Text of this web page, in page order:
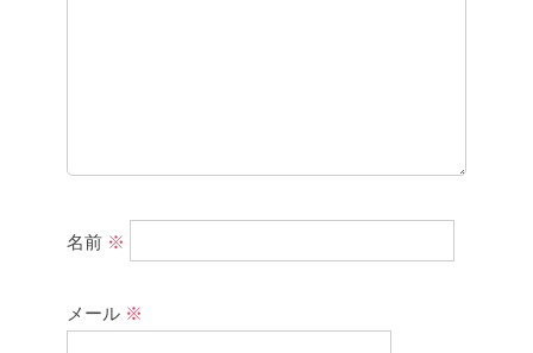
名前 ※
メール ※